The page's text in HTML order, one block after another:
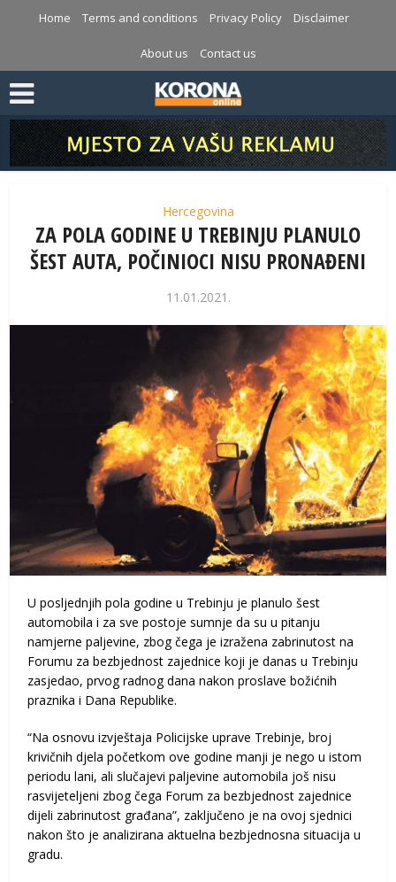
Home Terms and conditions Privacy Policy Disclaimer
About us Contact us
Hercegovina
ZA POLA GODINE U TREBINJU PLANULO
ŠEST AUTA, POČINIOCI NISU PRONAĐENI
11.01.2021.
U posljednjih pola godine u Trebinju je planulo šest
automobila i za sve postoje sumnje da su u pitanju
namjerne paljevine, zbog čega je izražena zabrinutost na
Forumu za bezbjednost zajednice koji je danas u Trebinju
zasjedao, prvog radnog dana nakon proslave božićnih
praznika i Dana Republike.
“Na osnovu izvještaja Policijske uprave Trebinje, broj
krivičnih djela početkom ove godine manji je nego u istom
periodu lani, ali slučajevi paljevine automobila još nisu
rasvijeteljeni zbog čega Forum za bezbjednost zajednice
dijeli zabrinutost građana”, zaključeno je na ovoj sjednici
nakon što je analizirana aktuelna bezbjednosna situacija u
gradu.